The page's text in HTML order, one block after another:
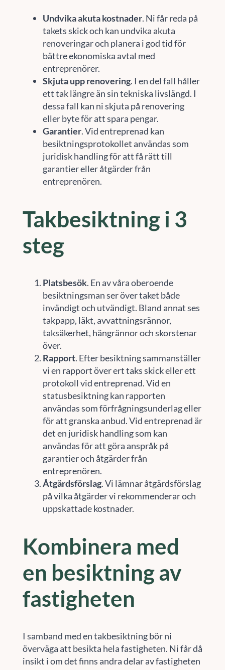
Undvika akuta kostnader. Ni får reda på
takets skick och kan undvika akuta
renoveringar och planera i god tid för
bättre ekonomiska avtal med
entreprenörer.
Skjuta upp renovering. I en del fall håller
ett tak längre än sin tekniska livslängd. I
dessa fall kan ni skjuta på renovering
eller byte för att spara pengar.
Garantier. Vid entreprenad kan
besiktningsprotokollet användas som
juridisk handling för att få rätt till
garantier eller åtgärder från
entreprenören.
Takbesiktning i 3
steg
Platsbesök. En av våra oberoende
besiktningsman ser över taket både
invändigt och utvändigt. Bland annat ses
takpapp, läkt, avvattningsrännor,
taksäkerhet, hängrännor och skorstenar
över.
Rapport. Efter besiktning sammanställer
vi en rapport över ert taks skick eller ett
protokoll vid entreprenad. Vid en
statusbesiktning kan rapporten
användas som förfrågningsunderlag eller
för att granska anbud. Vid entreprenad är
det en juridisk handling som kan
användas för att göra anspråk på
garantier och åtgärder från
entreprenören.
Åtgärdsförslag. Vi lämnar åtgärdsförslag
på vilka åtgärder vi rekommenderar och
uppskattade kostnader.
Kombinera med
en besiktning av
fastigheten
I samband med en takbesiktning bör ni
överväga att besikta hela fastigheten. Ni får då
insikt i om det finns andra delar av fastigheten